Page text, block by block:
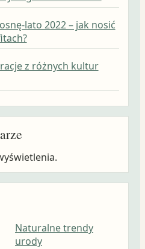
lato 2022 – jak nosić
z różnych kultur
Naturalne trendy
urody